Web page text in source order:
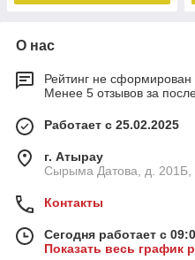
О нас
Рейтинг не сформирован
Менее 5 отзывов за
Работает с 25.02.2025
г. Атырау
Сырыма Датова, д. 201Б,
Контакты
Сегодня работает с
Показать весь график